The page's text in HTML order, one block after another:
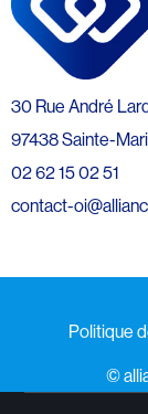
30 Rue André
97438 Sainte-
02 62 15 02 51
contact-
Politique
©️